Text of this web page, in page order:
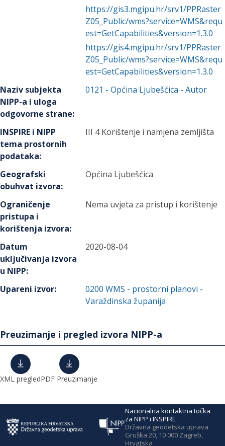
https://gis3.mgipu.hr/srv1/PPRaster
Z05_Public/wms?service=WMS&requ
est=GetCapabilities&version=1.3.0
https://gis4.mgipu.hr/srv1/PPRaster
Z05_Public/wms?service=WMS&requ
est=GetCapabilities&version=1.3.0
Naziv subjekta
NIPP-a i uloga
odgovorne strane:
0121 -Općina Ljubešćica - Autor
INSPIRE i NIPP
tema prostornih
podataka:
III 4 Korištenje i namjena zemljišta
Geografski
obuhvat izvora:
Općina Ljubešćica
Ograničenje
pristupa i
korištenja izvora:
Nema uvjeta za pristup i korištenje
Datum
uključivanja izvora
u NIPP:
2020-08-04
Upareni izvor: 0200 WMS - prostorni planovi -
Varaždinska županija
Preuzimanje i pregled izvora NIPP-a
XML pregledPDF Preuzimanje
Nacionalna kontaktna točka
za NIPP i INSPIRE
Državna geodetska uprava
Gruška 20, 10 000 Zagreb,
Hrvatska